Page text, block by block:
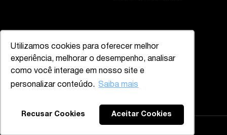
Utilizamos cookies para oferecer melhor
experiência, melhorar o desempenho, analisar
como você interage em nosso site e
personalizar conteúdo. Saiba mais
Recusar Cookies Aceitar Cookies